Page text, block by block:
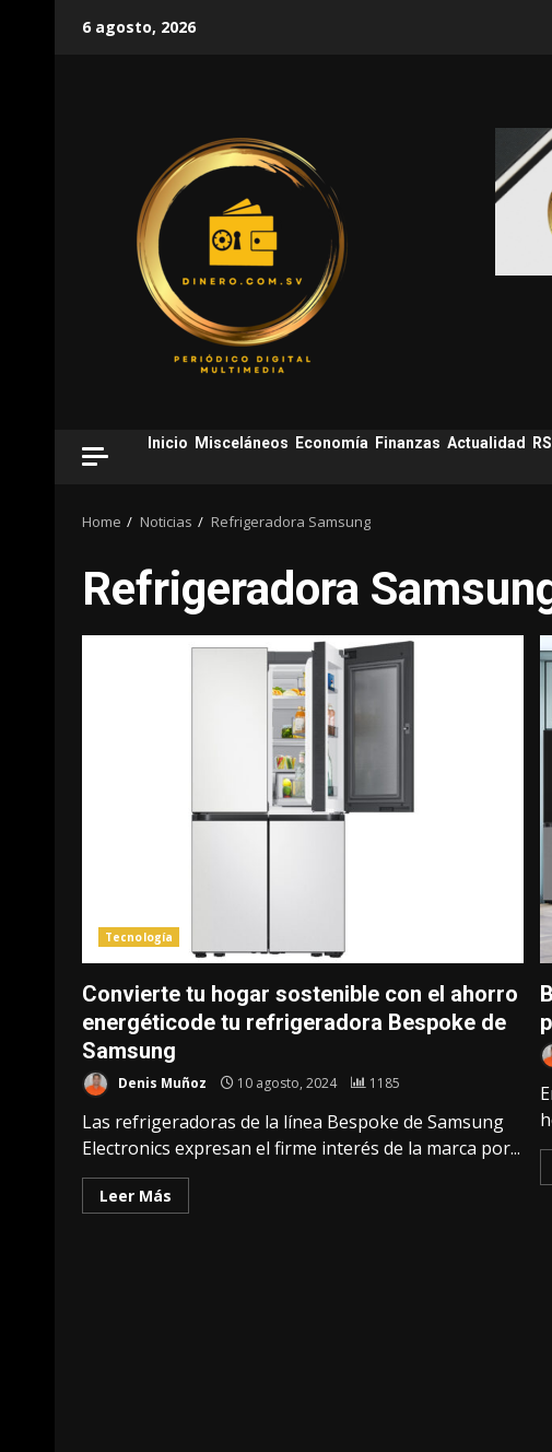
6 agosto, 2026
Inicio Misceláneos Economía Finanzas Actualidad
Home Noticias Refrigeradora Samsung
Refrigeradora
Tecnología
Convierte tu hogar sostenible con el ahorro
energéticode tu refrigeradora Bespoke de
Samsung
Denis Muñoz 10 agosto, 2024 1185
Las refrigeradoras de la línea Bespoke de Samsung
Electronics expresan el firme interés de la marca por...
Leer Más